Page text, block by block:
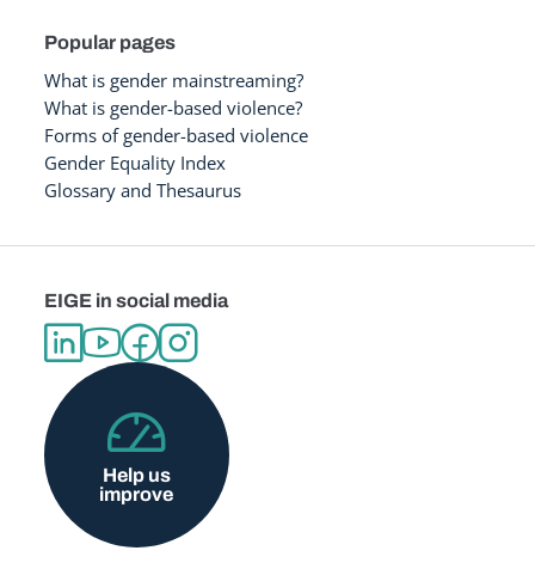
Popular pages
What is gender mainstreaming?
What is gender-based violence?
Forms of gender-based violence
Gender Equality Index
Glossary and Thesaurus
EIGE in social media
Help us
improve